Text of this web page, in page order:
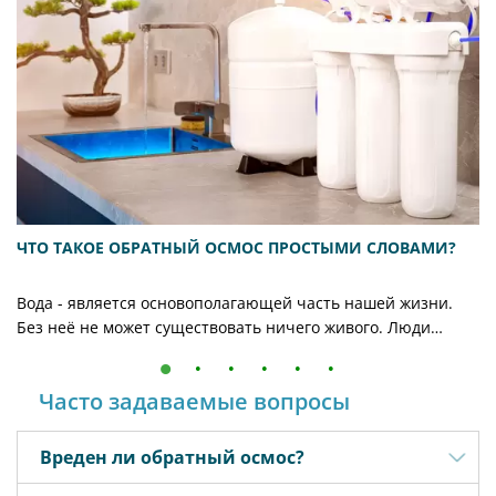
ЧТО ТАКОЕ ОБРАТНЫЙ ОСМОС ПРОСТЫМИ СЛОВАМИ?
Вода - является основополагающей часть нашей жизни.
Без неё не может существовать ничего живого. Люди
колодцев, скважин, бюветов, из-под крана. Однако
пригодна ли эта вода к употреблению? Не всегда! На
воды, которые всё чаще становятся популярными среди
миллионов людей по всему миру. Сейчас у многих на слуху
Часто задаваемые вопросы
Вреден ли обратный осмос?